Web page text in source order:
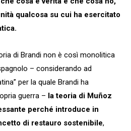
qualcosa su cui ha esercitato
di Brandi non è così monolitica
– considerando ad
per la quale Brandi ha
guerra – la teoria di Muñoz
perché introduce in
di restauro sostenibile,